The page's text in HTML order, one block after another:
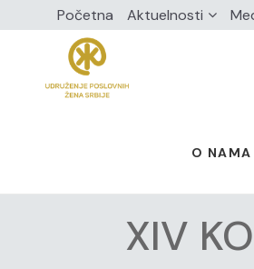
Početna Aktuelnosti
O NAMA
XIV